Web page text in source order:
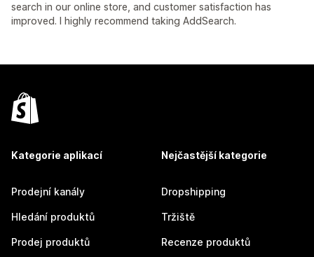
search in our online store, and customer satisfaction has
improved. I highly recommend taking AddSearch.
Kategorie aplikací
Prodejní kanály
Hledání produktů
Prodej produktů
Nejčastější kategorie
Dropshipping
Tržiště
Recenze produktů